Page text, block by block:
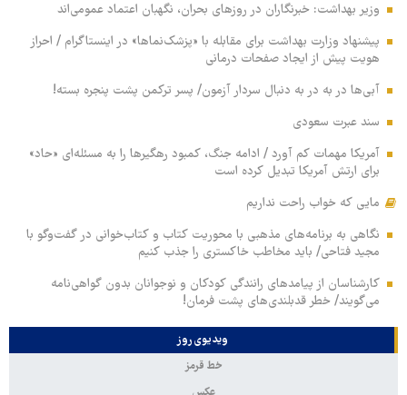
وزیر بهداشت: خبرنگاران در روزهای بحران، نگهبان اعتماد عمومی‌اند
پیشنهاد وزارت بهداشت برای مقابله با «پزشک‌نماها» در اینستاگرام / احراز
هویت پیش از ایجاد صفحات درمانی
آبی‌ها در به در به دنبال سردار آزمون/ پسر ترکمن پشت پنجره بسته!
سند عبرت سعودی
آمریکا مهمات کم آورد / ادامه جنگ، کمبود رهگیرها را به مسئله‌ای «حاد»
برای ارتش آمریکا تبدیل کرده است
مایی که خواب راحت نداریم
نگاهی به برنامه‌های مذهبی با محوریت کتاب و کتاب‌خوانی در گفت‌وگو با
مجید فتاحی/ باید مخاطب خاکستری را جذب کنیم
کارشناسان از پیامدهای رانندگی کودکان و نوجوانان بدون گواهی‌نامه
می‌گویند/ خطر قدبلندی‌های پشت فرمان!
ویدیوی روز
خط قرمز